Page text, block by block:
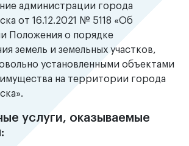
администрации города
от 16.12.2021 № 5118 «Об
Положения о порядке
земель и земельных участков,
установленными объектами
на территории города
услуги, оказываемые